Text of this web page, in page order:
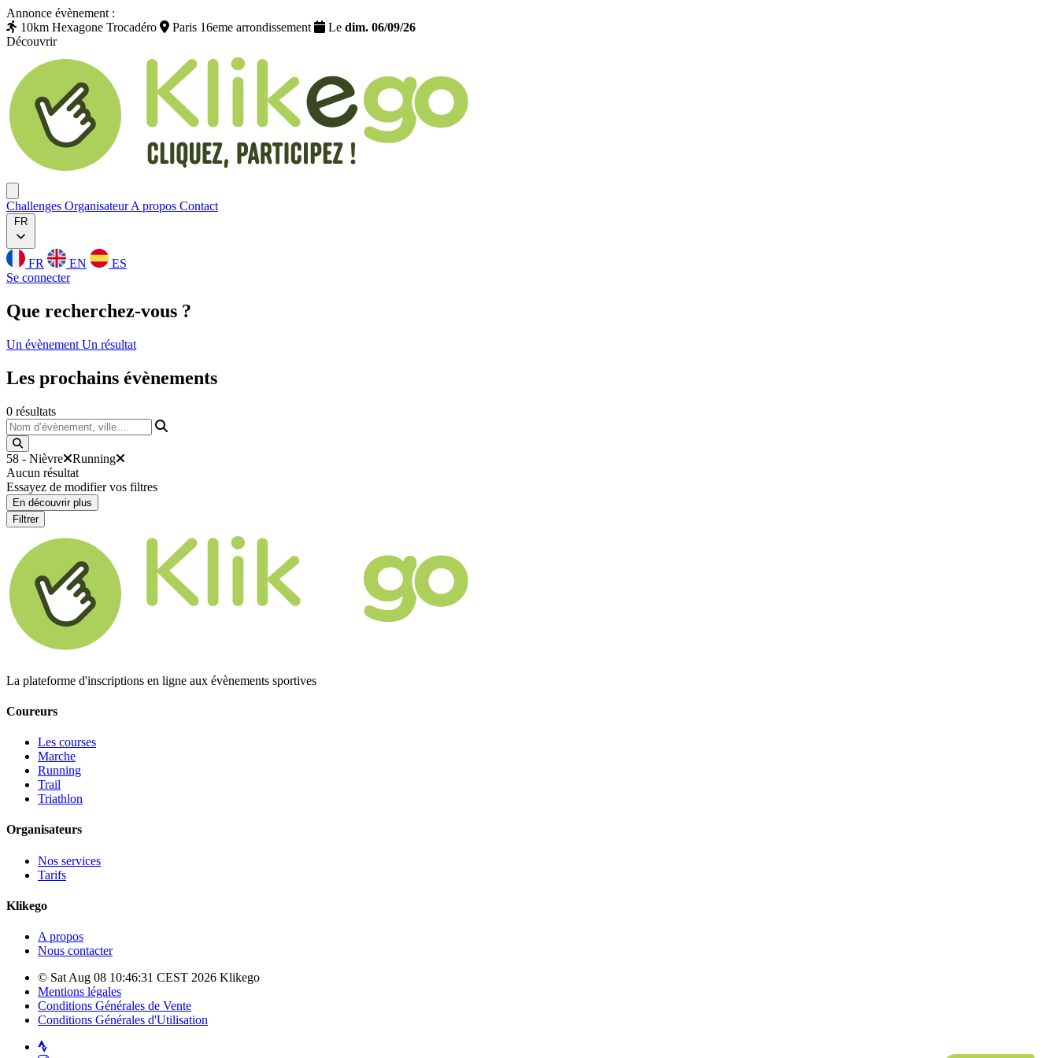
Annonce évènement :
10km Hexagone Trocadéro
Paris 16eme arrondissement Le dim. 06/09/26
Découvrir
Challenges OrganisateurA propos Contact
FR
FR EN
ES
Se connecter
Que recherchez-vous ?
Un évènement Un résultat
Les prochains évènements
0 résultats
Nom d’évènement, ville…
58 - Nièvre
Running
Aucun résultat
Essayez de modifier vos filtres
En découvrir plus
Filtrer
La plateforme d'inscriptions en ligne aux évènements sportives
Coureurs
Les courses
Marche
Running
Trail
Triathlon
Organisateurs
Nos services
Tarifs
Klikego
A propos
Nous contacter
© Sat Aug 08 10:46:31 CEST 2026 Klikego
Mentions légales
Conditions Générales de Vente
Conditions Générales d'Utilisation
Strava